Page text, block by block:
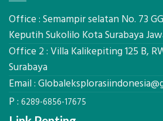
Ekplorasi.Menggunakan
Ukur
Presisi
Akurat
Office : Semampir selatan No. 73
Keputih Sukolilo Kota Surabaya
Office 2 : Villa Kalikepiting 125 B,
Surabaya
Email :
P : 6289-6856-17675